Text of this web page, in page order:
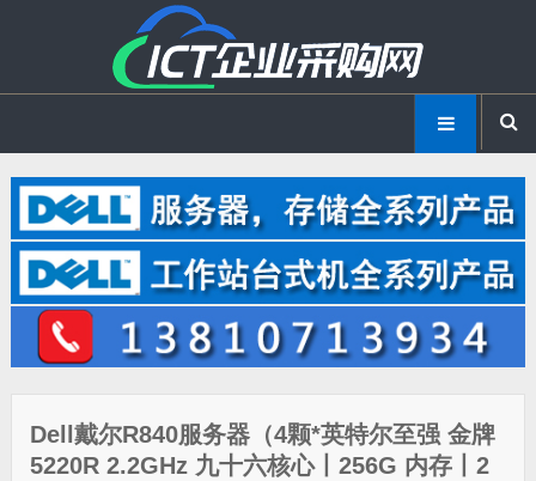
Dell戴尔R840服务器（4颗*英特尔至强 金牌
5220R 2.2GHz 九十六核心丨256G 内存丨2